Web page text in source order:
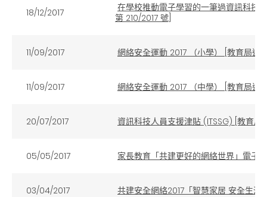
18/12/2017
在學校推動電子學習的一筆過資訊科技
第 210/2017 號]
11/09/2017 網絡安全運動 2017 （小學） [教育局通
11/09/2017 網絡安全運動 2017 （中學） [教育局通
20/07/2017 資訊科技人員支援津貼 (ITSSG) [教育局
05/05/2017 家長教育「共建更好的網絡世界」電子
03/04/2017 共建安全網絡2017「智慧家居 安全生